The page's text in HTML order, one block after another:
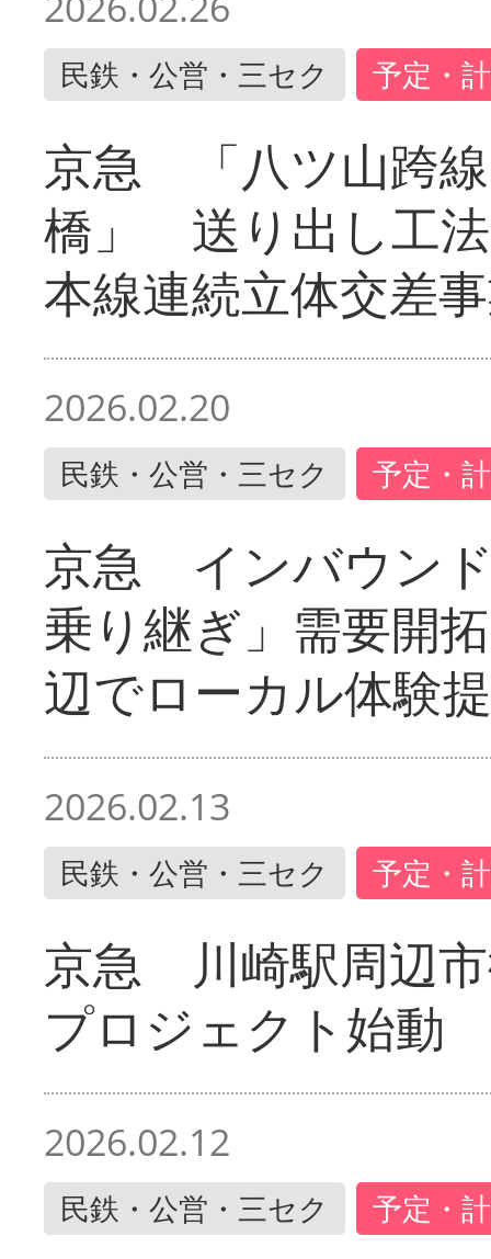
民鉄・公営・三セク 予定・
京急 「八ツ山跨
橋」 送り出し工
本線連続立体交差
2026.02.20
民鉄・公営・三セク 予定・
京急 インバウン
乗り継ぎ」需要開
辺でローカル体験
2026.02.13
民鉄・公営・三セク 予定・
京急 川崎駅周辺
プロジェクト始動
2026.02.12
民鉄・公営・三セク 予定・